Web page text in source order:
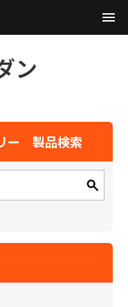
ン
ー 製品検索